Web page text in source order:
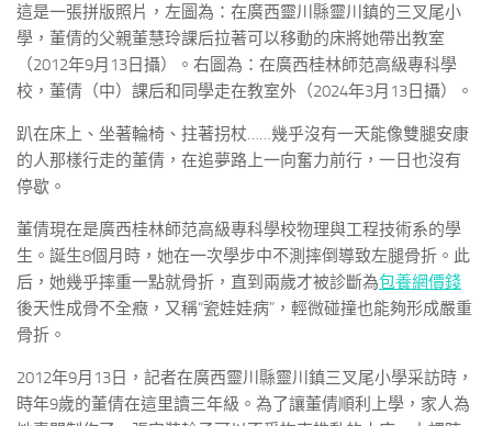
這是一張拼版照片，左圖為：在廣西靈川縣靈川鎮的三叉尾小
學，董倩的父親董慧玲課后拉著可以移動的床將她帶出教室
（2012年9月13日攝）。右圖為：在廣西桂林師范高級專科學
校，董倩（中）課后和同學走在教室外（2024年3月13日攝）。
趴在床上、坐著輪椅、拄著拐杖……幾乎沒有一天能像雙腿安康
的人那樣行走的董倩，在追夢路上一向奮力前行，一日也沒有
停歇。
董倩現在是廣西桂林師范高級專科學校物理與工程技術系的學
生。誕生8個月時，她在一次學步中不測摔倒導致左腿骨折。此
后，她幾乎摔重一點就骨折，直到兩歲才被診斷為包養網價錢
後天性成骨不全癥，又稱“瓷娃娃病”，輕微碰撞也能夠形成嚴重
骨折。
2012年9月13日，記者在廣西靈川縣靈川鎮三叉尾小學采訪時，
時年9歲的董倩在這里讀三年級。為了讓董倩順利上學，家人為